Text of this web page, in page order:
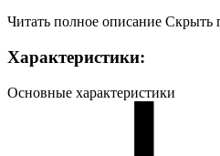
Читать полное описание Скрыть
Характеристики:
Основные характеристики